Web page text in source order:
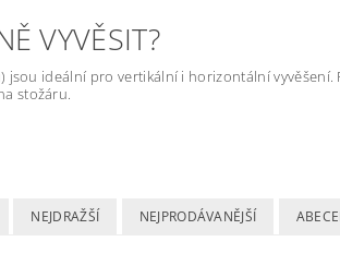
VYVĚSIT?
jsou ideální pro vertikální i horizontální
stožáru.
NEJDRAŽŠÍ NEJPRODÁVANĚJŠÍ